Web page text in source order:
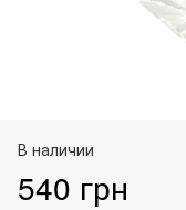
В наличии
540 грн